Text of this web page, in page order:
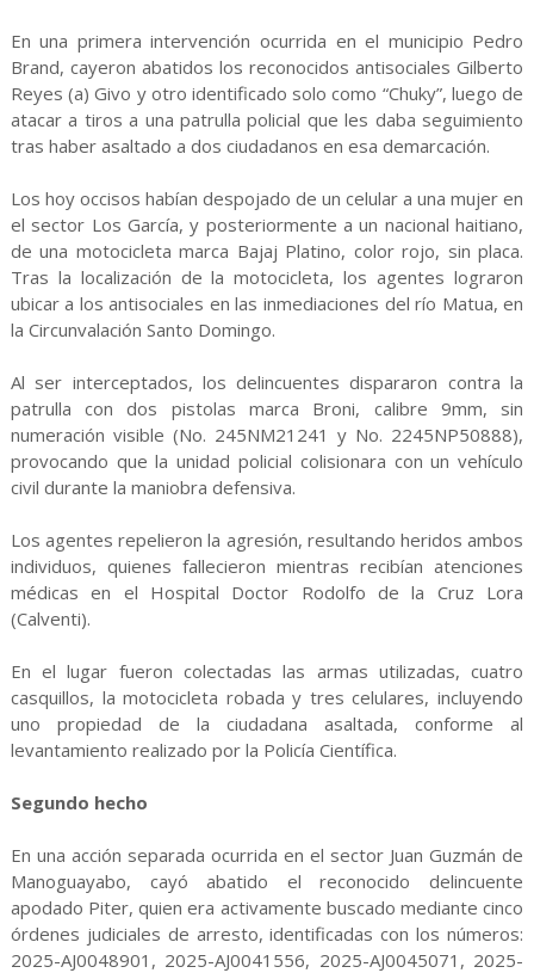
En una primera intervención ocurrida en el municipio Pedro
Brand, cayeron abatidos los reconocidos antisociales Gilberto
Reyes (a) Givo y otro identificado solo como “Chuky”, luego de
atacar a tiros a una patrulla policial que les daba seguimiento
tras haber asaltado a dos ciudadanos en esa demarcación.
Los hoy occisos habían despojado de un celular a una mujer en
el sector Los García, y posteriormente a un nacional haitiano,
de una motocicleta marca Bajaj Platino, color rojo, sin placa.
Tras la localización de la motocicleta, los agentes lograron
ubicar a los antisociales en las inmediaciones del río Matua, en
la Circunvalación Santo Domingo.
Al ser interceptados, los delincuentes dispararon contra la
patrulla con dos pistolas marca Broni, calibre 9mm, sin
numeración visible (No. 245NM21241 y No. 2245NP50888),
provocando que la unidad policial colisionara con un vehículo
civil durante la maniobra defensiva.
Los agentes repelieron la agresión, resultando heridos ambos
individuos, quienes fallecieron mientras recibían atenciones
médicas en el Hospital Doctor Rodolfo de la Cruz Lora
(Calventi).
En el lugar fueron colectadas las armas utilizadas, cuatro
casquillos, la motocicleta robada y tres celulares, incluyendo
uno propiedad de la ciudadana asaltada, conforme al
levantamiento realizado por la Policía Científica.
Segundo hecho
En una acción separada ocurrida en el sector Juan Guzmán de
Manoguayabo, cayó abatido el reconocido delincuente
apodado Piter, quien era activamente buscado mediante cinco
órdenes judiciales de arresto, identificadas con los números:
2025-AJ0048901, 2025-AJ0041556, 2025-AJ0045071, 2025-